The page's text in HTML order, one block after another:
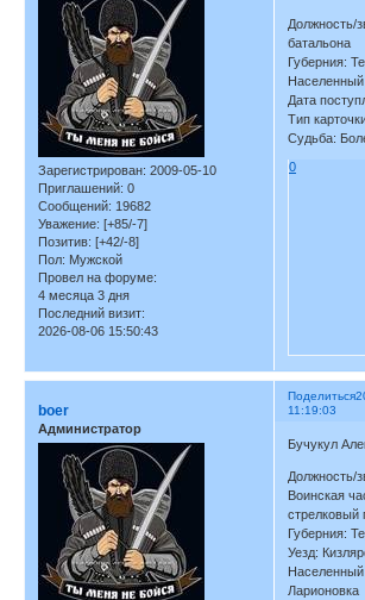
Зарегистрирован: 2009-05-10
Приглашений: 0
Сообщений: 19682
Уважение: [+85/-7]
Позитив: [+42/-8]
Пол: Мужской
Провел на форуме:
4 месяца 3 дня
Последний визит:
2026-08-06 15:50:43
Должность/
батальона
Губерния:
Населенный
Дата
Тип
Судьба:
0
Поделиться
11:19:03
boer
Администратор
Бучукул
Должность/
Воинская
стрелковый
Губерния:
Уезд:
Населенный
Ларионовка